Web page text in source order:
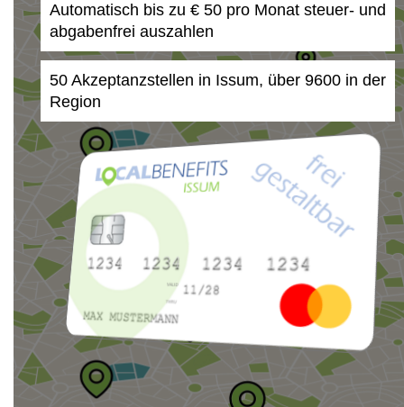
Automatisch bis zu € 50 pro Monat steuer- und
abgabenfrei auszahlen
50 Akzeptanzstellen in Issum, über 9600 in der
Region